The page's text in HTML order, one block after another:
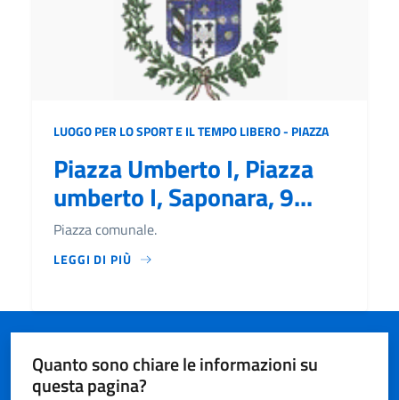
LUOGO PER LO SPORT E IL TEMPO LIBERO - PIAZZA
Piazza Umberto I, Piazza
umberto I, Saponara, 9...
Piazza comunale.
LEGGI DI PIÙ
LEGGI DI PIÙ
Quanto sono chiare le informazioni su
questa pagina?